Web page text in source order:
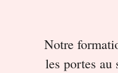
Notre
les portes au